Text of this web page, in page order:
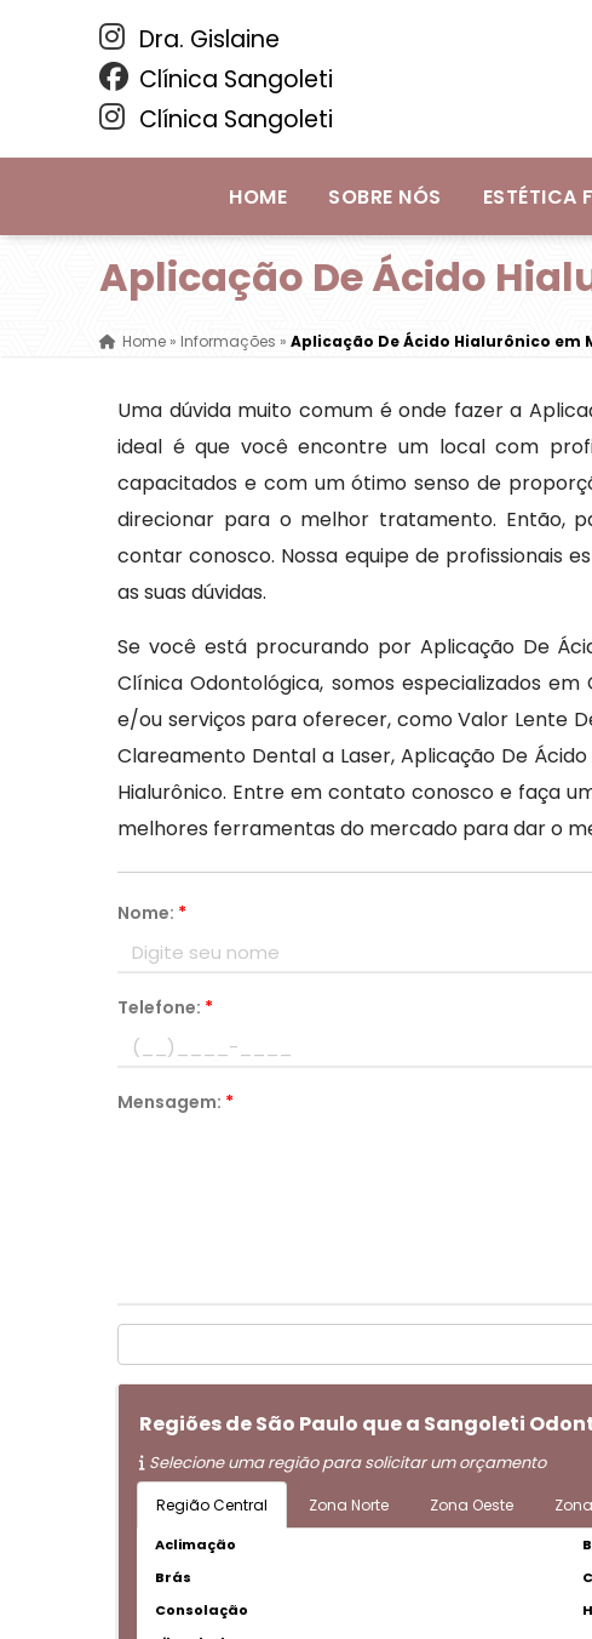
Dra. Gislaine
Clínica Sangoleti
Clínica Sangoleti
HOME SOBRE NÓS ESTÉTICA
Aplicação De Ácido
Home»Informações »Aplicação De Ácido Hialurônico em
Uma dúvida muito comum é onde fazer a
ideal é que você encontre um local com
capacitados e com um ótimo senso de
direcionar para o melhor tratamento. Então,
contar conosco. Nossa equipe de profissionais
as suas dúvidas.
Se você está procurando por Aplicação De
Clínica Odontológica, somos especializados
e/ou serviços para oferecer, como Valor Lente
Clareamento Dental a Laser, Aplicação De
Hialurônico. Entre em contato conosco e faça
melhores ferramentas do mercado para dar o
Nome: *
Telefone: *
Mensagem: *
Regiões de São Paulo que a Sangoleti
Selecione uma região para solicitar um orçamento
Região Central Zona Norte Zona Oeste
Aclimação
Brás
Consolação